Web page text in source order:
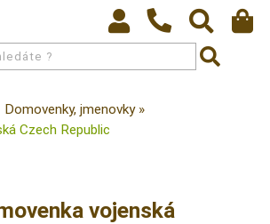
Domovenky, jmenovky
Czech Republic
vojenská